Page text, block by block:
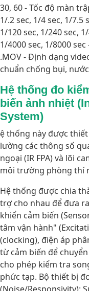
30, 60 - Tốc độ màn
1/.2 sec, 1/4 sec, 1/7.5
1/120 sec, 1/240 sec,
1/4000 sec, 1/8000
.MOV - Định dạng
chuẩn chống bụi,
Hệ thống đo
biến ảnh nhiệt
System)
ệ thống này được
lường các thông số
ngoại (IR FPA) và lõi
môi trường phòng thí
Hệ thống được chia
trợ cho nhau để đưa
khiển cảm biến
tâm vận hành"
(clocking), điện áp
từ cảm biến để
cho phép kiểm tra
phức tạp. Bộ thiết bị